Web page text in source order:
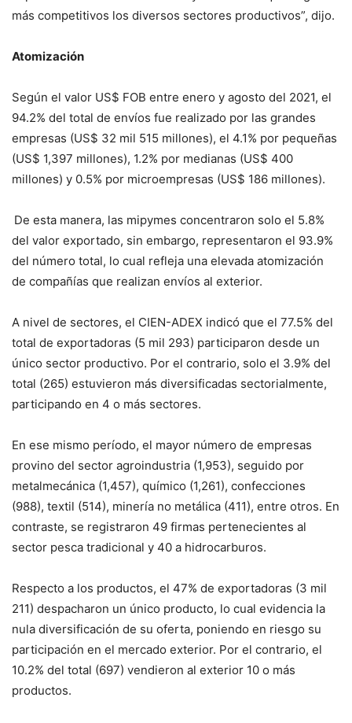
más competitivos los diversos sectores productivos”, dijo.
Atomización
Según el valor US$ FOB entre enero y agosto del 2021, el
94.2% del total de envíos fue realizado por las grandes
empresas (US$ 32 mil 515 millones), el 4.1% por pequeñas
(US$ 1,397 millones), 1.2% por medianas (US$ 400
millones) y 0.5% por microempresas (US$ 186 millones).
De esta manera, las mipymes concentraron solo el 5.8%
del valor exportado, sin embargo, representaron el 93.9%
del número total, lo cual refleja una elevada atomización
de compañías que realizan envíos al exterior.
A nivel de sectores, el CIEN-ADEX indicó que el 77.5% del
total de exportadoras (5 mil 293) participaron desde un
único sector productivo. Por el contrario, solo el 3.9% del
total (265) estuvieron más diversificadas sectorialmente,
participando en 4 o más sectores.
En ese mismo período, el mayor número de empresas
provino del sector agroindustria (1,953), seguido por
metalmecánica (1,457), químico (1,261), confecciones
(988), textil (514), minería no metálica (411), entre otros. En
contraste, se registraron 49 firmas pertenecientes al
sector pesca tradicional y 40 a hidrocarburos.
Respecto a los productos, el 47% de exportadoras (3 mil
211) despacharon un único producto, lo cual evidencia la
nula diversificación de su oferta, poniendo en riesgo su
participación en el mercado exterior. Por el contrario, el
10.2% del total (697) vendieron al exterior 10 o más
productos.